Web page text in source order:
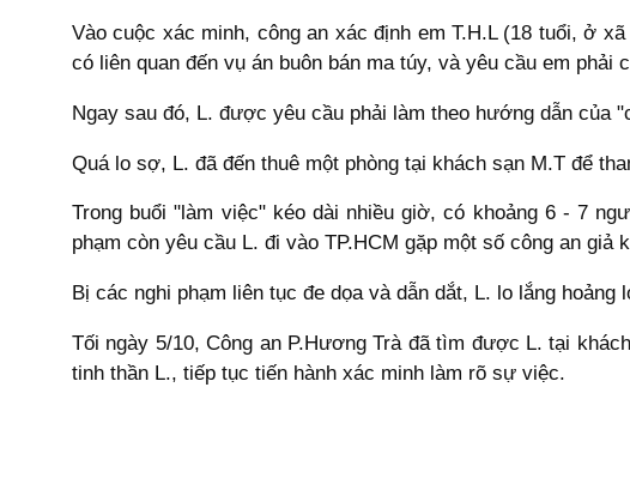
Vào cuộc xác minh, công an xác định em T.H.L (18 tuổi, ở
có liên quan đến vụ án buôn bán ma túy, và yêu cầu em
Ngay sau đó, L. được yêu cầu phải làm theo hướng dẫn của
Quá lo sợ, L. đã đến thuê một phòng tại khách sạn M.T để
Trong buổi "làm việc" kéo dài nhiều giờ, có khoảng 6 - 7
phạm còn yêu cầu L. đi vào TP.HCM gặp một số công an giả
Bị các nghi phạm liên tục đe dọa và dẫn dắt, L. lo lắng
Tối ngày 5/10, Công an P.Hương Trà đã tìm được L. tại
tinh thần L., tiếp tục tiến hành xác minh làm rõ sự việc.